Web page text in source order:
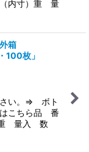
内寸）重 量
箱
100枚」
さい。⇒ ボト
はこちら品 番
重 量入 数